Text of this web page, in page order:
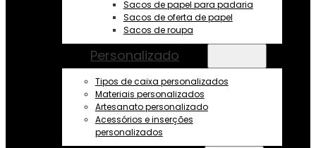
Sacos de papel para padaria
Sacos de oferta de papel
Sacos de roupa
Personalizado
Tipos de caixa personalizados
Materiais personalizados
Artesanato personalizado
Acessórios e inserções
personalizados